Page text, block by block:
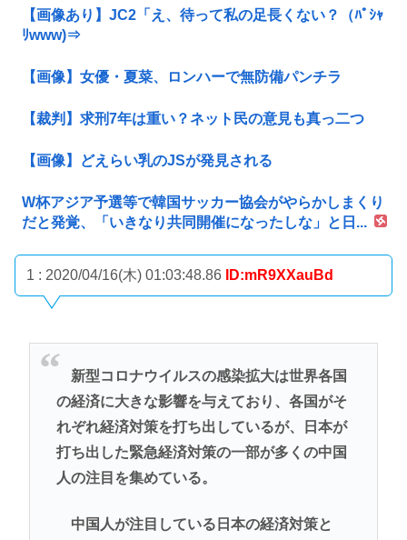
【画像あり】JC2「え、待って私の足長くない？（ﾊﾟｼｬ
ﾘwww)⇒
【画像】女優・夏菜、ロンハーで無防備パンチラ
【裁判】求刑7年は重い？ネット民の意見も真っ二つ
【画像】どえらい乳のJSが発見される
W杯アジア予選等で韓国サッカー協会がやらかしまくり
だと発覚、「いきなり共同開催になったしな」と日...
1 : 2020/04/16(木) 01:03:48.86 ID:mR9XXauBd
新型コロナウイルスの感染拡大は世界各国
の経済に大きな影響を与えており、各国がそ
れぞれ経済対策を打ち出しているが、日本が
打ち出した緊急経済対策の一部が多くの中国
人の注目を集めている。
中国人が注目している日本の経済対策と